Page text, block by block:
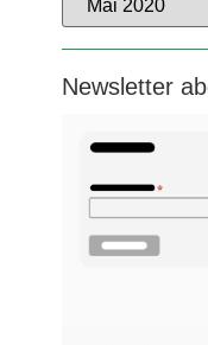
Newsletter